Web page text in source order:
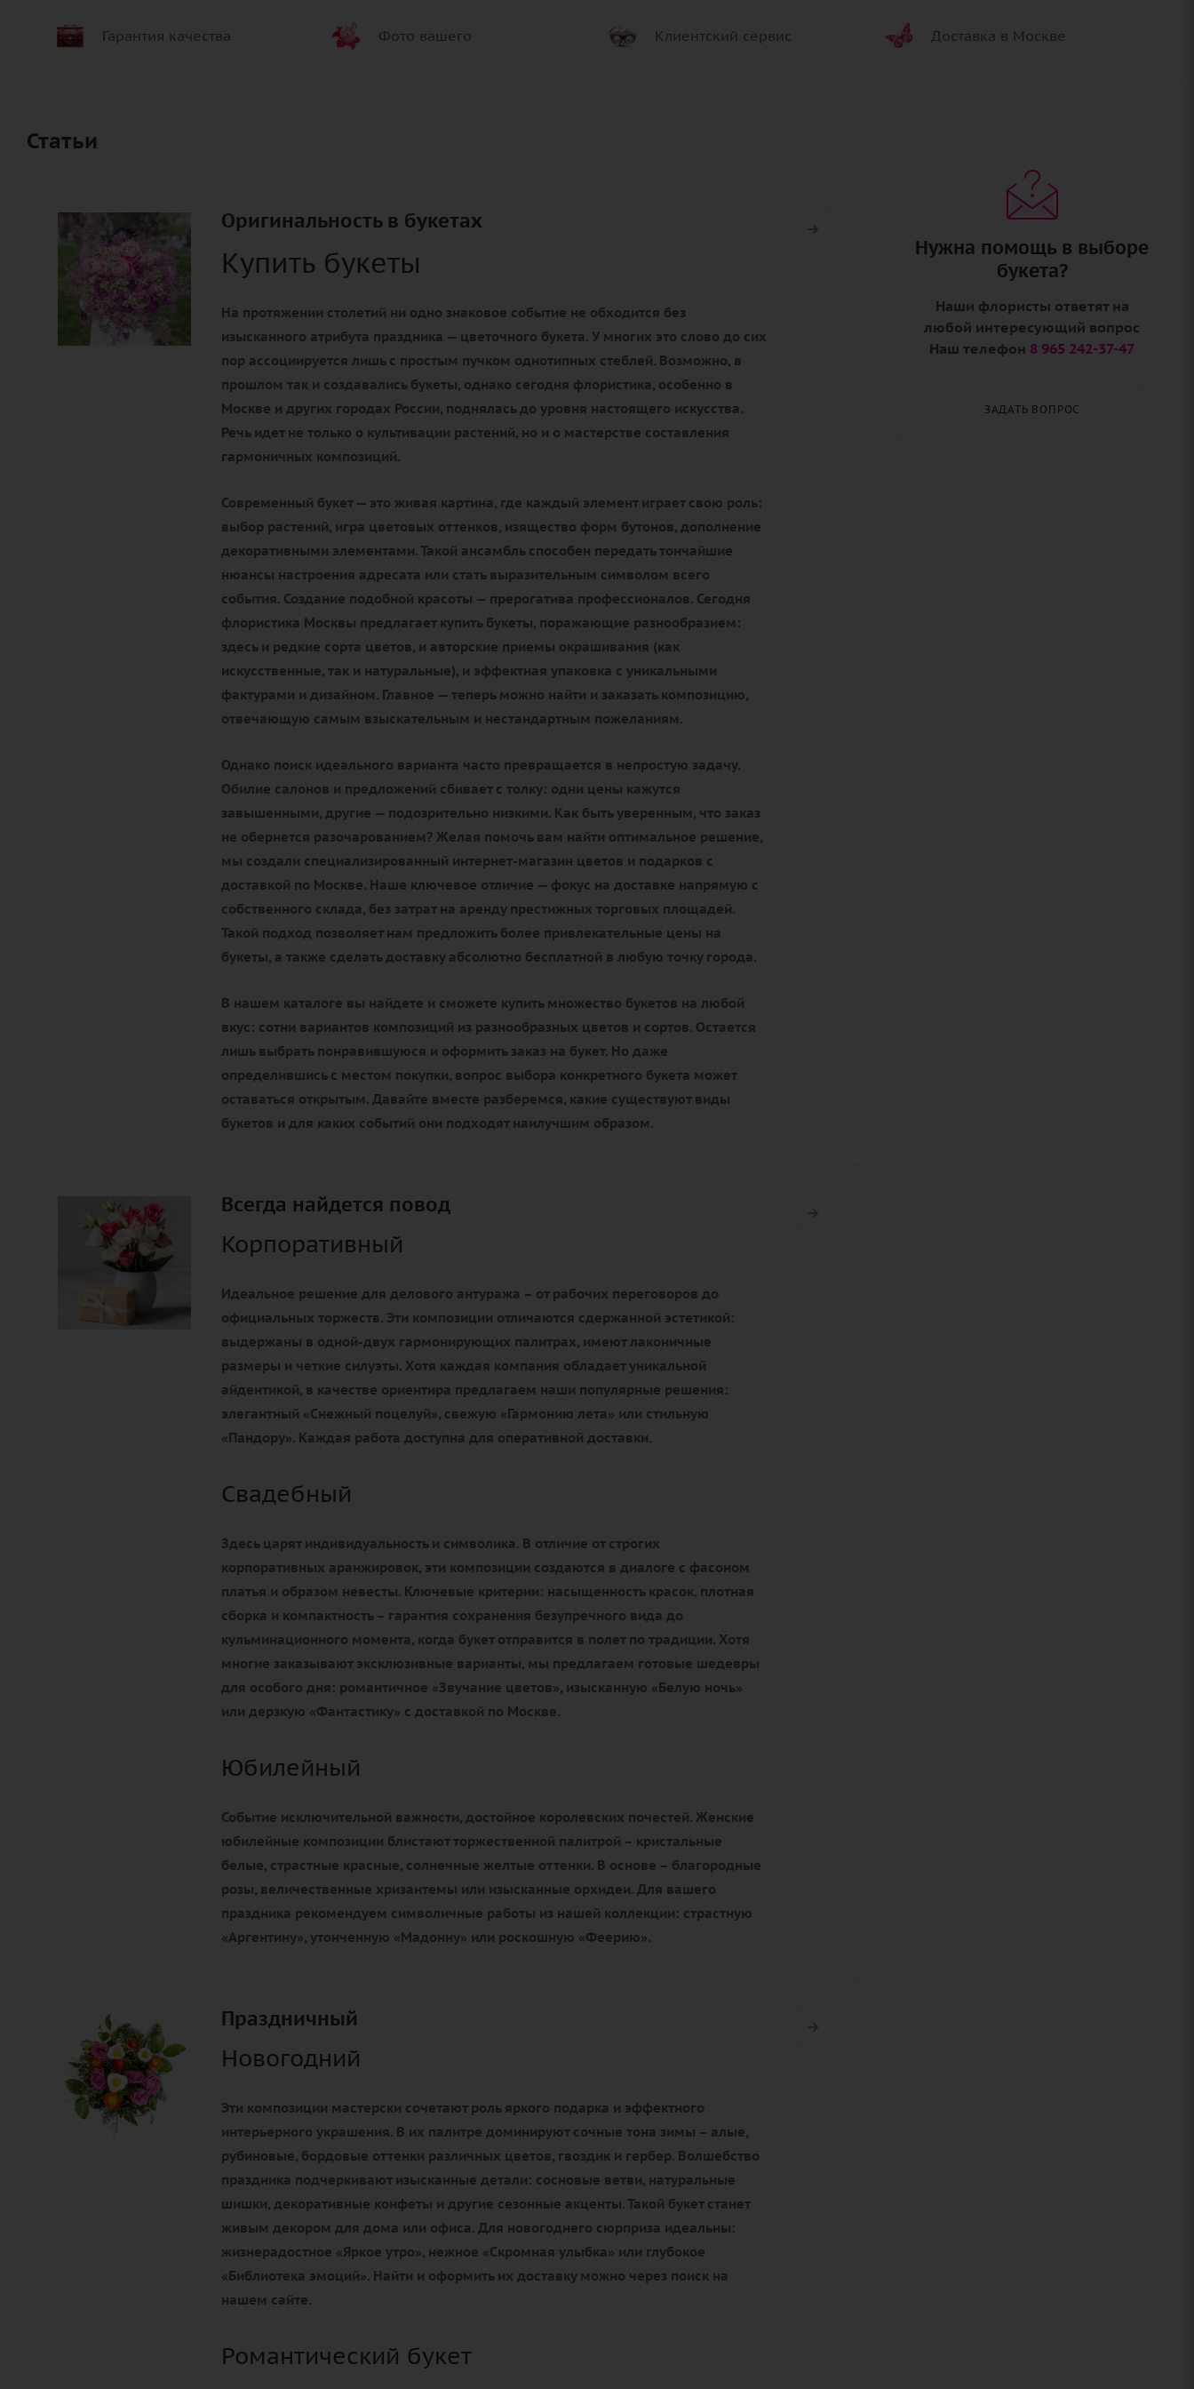
Гарантия качества Фото вашего Клиентский сервис Доставка в Москве
Статьи
Оригинальность в букетах
Купить букеты
На протяжении столетий ни одно знаковое событие не обходится без
изысканного атрибута праздника — цветочного букета. У многих это слово до сих
пор ассоциируется лишь с простым пучком однотипных стеблей. Возможно, в
прошлом так и создавались букеты, однако сегодня флористика, особенно в
Москве и других городах России, поднялась до уровня настоящего искусства.
Речь идет не только о культивации растений, но и о мастерстве составления
гармоничных композиций.
Современный букет — это живая картина, где каждый элемент играет свою роль:
выбор растений, игра цветовых оттенков, изящество форм бутонов, дополнение
декоративными элементами. Такой ансамбль способен передать тончайшие
нюансы настроения адресата или стать выразительным символом всего
события. Создание подобной красоты — прерогатива профессионалов. Сегодня
флористика Москвы предлагает купить букеты, поражающие разнообразием:
здесь и редкие сорта цветов, и авторские приемы окрашивания (как
искусственные, так и натуральные), и эффектная упаковка с уникальными
фактурами и дизайном. Главное — теперь можно найти и заказать композицию,
отвечающую самым взыскательным и нестандартным пожеланиям.
Однако поиск идеального варианта часто превращается в непростую задачу.
Обилие салонов и предложений сбивает с толку: одни цены кажутся
завышенными, другие — подозрительно низкими. Как быть уверенным, что заказ
не обернется разочарованием? Желая помочь вам найти оптимальное решение,
мы создали специализированный интернет-магазин цветов и подарков с
доставкой по Москве. Наше ключевое отличие — фокус на доставке напрямую с
собственного склада, без затрат на аренду престижных торговых площадей.
Такой подход позволяет нам предложить более привлекательные цены на
букеты, а также сделать доставку абсолютно бесплатной в любую точку города.
В нашем каталоге вы найдете и сможете купить множество букетов на любой
вкус: сотни вариантов композиций из разнообразных цветов и сортов. Остается
лишь выбрать понравившуюся и оформить заказ на букет. Но даже
определившись с местом покупки, вопрос выбора конкретного букета может
оставаться открытым. Давайте вместе разберемся, какие существуют виды
букетов и для каких событий они подходят наилучшим образом.
Всегда найдется повод
Корпоративный
Идеальное решение для делового антуража – от рабочих переговоров до
официальных торжеств. Эти композиции отличаются сдержанной эстетикой:
выдержаны в одной-двух гармонирующих палитрах, имеют лаконичные
размеры и четкие силуэты. Хотя каждая компания обладает уникальной
айдентикой, в качестве ориентира предлагаем наши популярные решения:
элегантный «Снежный поцелуй», свежую «Гармонию лета» или стильную
«Пандору». Каждая работа доступна для оперативной доставки.
Свадебный
Здесь царят индивидуальность и символика. В отличие от строгих
корпоративных аранжировок, эти композиции создаются в диалоге с фасоном
платья и образом невесты. Ключевые критерии: насыщенность красок, плотная
сборка и компактность – гарантия сохранения безупречного вида до
кульминационного момента, когда букет отправится в полет по традиции. Хотя
многие заказывают эксклюзивные варианты, мы предлагаем готовые шедевры
для особого дня: романтичное «Звучание цветов», изысканную «Белую ночь»
или дерзкую «Фантастику» с доставкой по Москве.
Юбилейный
Событие исключительной важности, достойное королевских почестей. Женские
юбилейные композиции блистают торжественной палитрой – кристальные
белые, страстные красные, солнечные желтые оттенки. В основе – благородные
розы, величественные хризантемы или изысканные орхидеи. Для вашего
праздника рекомендуем символичные работы из нашей коллекции: страстную
«Аргентину», утонченную «Мадонну» или роскошную «Феерию».
Праздничный
Новогодний
Эти композиции мастерски сочетают роль яркого подарка и эффектного
интерьерного украшения. В их палитре доминируют сочные тона зимы – алые,
рубиновые, бордовые оттенки различных цветов, гвоздик и гербер. Волшебство
праздника подчеркивают изысканные детали: сосновые ветви, натуральные
шишки, декоративные конфеты и другие сезонные акценты. Такой букет станет
живым декором для дома или офиса. Для новогоднего сюрприза идеальны:
жизнерадостное «Яркое утро», нежное «Скромная улыбка» или глубокое
«Библиотека эмоций». Найти и оформить их доставку можно через поиск на
нашем сайте.
Романтический букет
Нужна помощь в выборе
букета?
Наши флористы ответят на
любой интересующий вопрос
Наш телефон 8 965 242-37-47
ЗАДАТЬ ВОПРОС